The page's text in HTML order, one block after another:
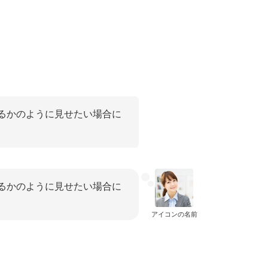
かのように見せたい場合に
アイコンの名前
かのように見せたい場合に